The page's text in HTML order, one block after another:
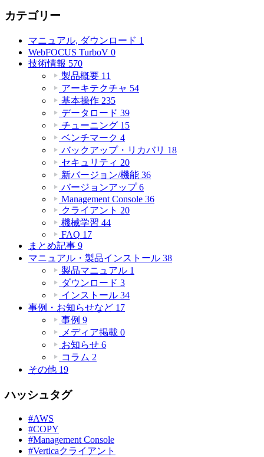
カテゴリー
マニュアル, ダウンロード 1
WebFOCUS TurboV 0
技術情報 570
製品概要 11
アーキテクチャ 54
基本操作 235
データロード 39
チューニング 15
ベンチマーク 4
バックアップ・リカバリ 18
セキュリティ 20
新バージョン/機能 36
バージョンアップ 6
Management Console 36
クライアント 20
機械学習 44
FAQ 17
まとめ記事 9
マニュアル・製品インストール 38
製品マニュアル 1
ダウンロード 3
インストール 34
事例・お知らせなど 17
事例 9
メディア掲載 0
お知らせ 6
コラム 2
その他 19
ハッシュタグ
#AWS
#COPY
#Management Console
#Verticaクライアント